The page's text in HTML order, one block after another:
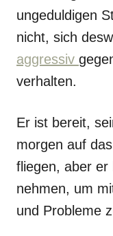
ungeduldigen
nicht, sich
aggressiv
verhalten.
Er ist bereit,
morgen auf
fliegen, aber er
nehmen, um
und Probleme